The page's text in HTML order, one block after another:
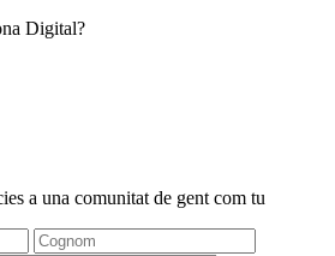
Digital?
a una comunitat de gent com tu